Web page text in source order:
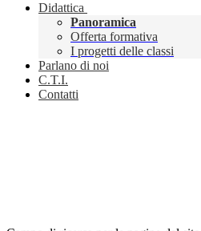
Didattica
Panoramica
Offerta formativa
I progetti delle classi
Parlano di noi
C.T.I.
Contatti